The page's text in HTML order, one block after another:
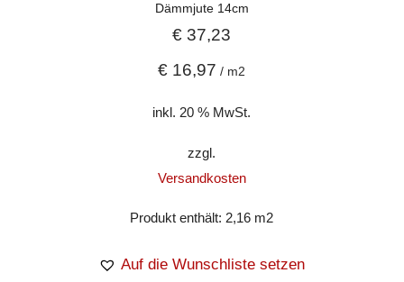
Dämmjute 14cm
€ 37,23
€ 16,97 / m2
inkl. 20 % MwSt.
zzgl.
Versandkosten
Produkt enthält: 2,16 m2
Auf die Wunschliste setzen